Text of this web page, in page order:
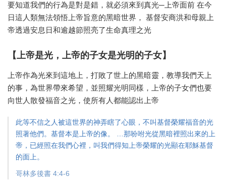
要知道我們的行為是對是錯，就必須來到真光─上帝面前 在今
日這人類無法領悟上帝旨意的黑暗世界， 基督安商洪和母親上
帝透過安息日和逾越節照亮了生命真理之光
【上帝是光，上帝的子女是光明的子女】
上帝作為光來到這地上，打敗了世上的黑暗靈，教導我們天上
的事，為世界帶來希望，並照耀光明同樣，上帝的子女們也要
向世人散發福音之光，使所有人都能認出上帝
此等不信之人被這世界的神弄瞎了心眼，不叫基督榮耀福音的光
照著他們。基督本是上帝的像。 …那吩咐光從黑暗裡照出來的上
帝，已經照在我們心裡，叫我們得知上帝榮耀的光顯在耶穌基督
的面上。
哥林多後書 4:4-6